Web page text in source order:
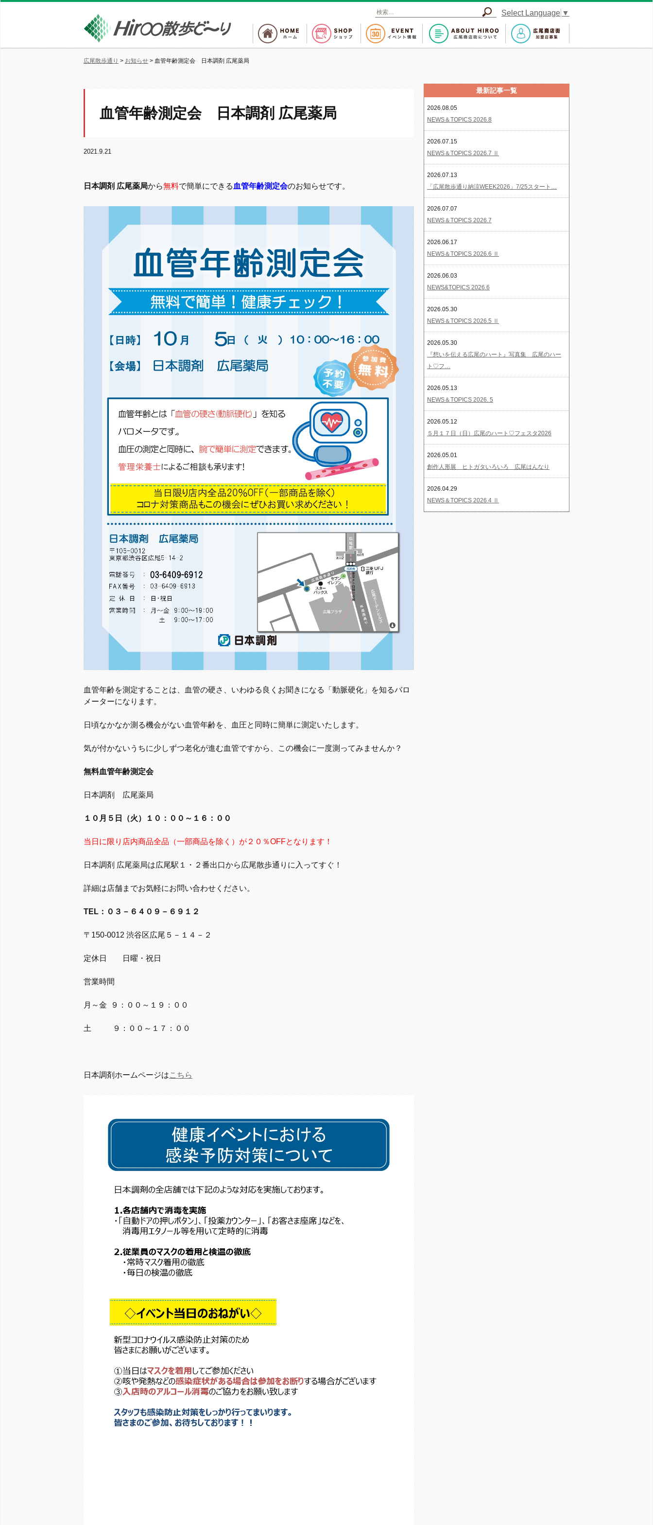
検
:
Select Language ▼
広尾散歩通り > お知らせ > 血管年齢測定会 日本調剤 広尾薬局
血管年齢測定会 日本調剤 広尾薬局
2021.9.21
日本調剤 広尾薬局から無料で簡単にできる 血管年齢測定会のお知らせです。
血管年齢を測定することは、血管の硬さ、いわゆる良くお聞きになる「動脈硬化」を知るバロ
メーターになります。
日頃なかなか測る機会がない血管年齢を、血圧と同時に簡単に測定いたします。
気が付かないうちに少しずつ老化が進む血管ですから、この機会に一度測ってみませんか？
無料血管年齢測定会
日本調剤 広尾薬局
１０月５日（火）１０：００～１６：００
当日に限り店内商品全品（一部商品を除く）が２０％OFFとなります！
日本調剤 広尾薬局は広尾駅１・２番出口から広尾散歩通りに入ってすぐ！
詳細は店舗までお気軽にお問い合わせください。
TEL：０３－６４０９－６９１２
〒150-0012 渋谷区広尾５－１４－２
定休日 日曜・祝日
営業時間
月～金 ９：００～１９：００
土 ９：００～１７：００
日本調剤ホームページはこちら
最新記事一覧
2026.08.05
NEWS＆TOPICS 2026.8
2026.07.15
NEWS＆TOPICS 2026.7 Ⅱ
2026.07.13
「広尾散歩通り納涼WEEK2026」7/25スタート…
2026.07.07
NEWS＆TOPICS 2026.7
2026.06.17
NEWS＆TOPICS 2026.6 Ⅱ
2026.06.03
NEWS&TOPICS 2026.6
2026.05.30
NEWS＆TOPICS 2026.5 Ⅱ
2026.05.30
『想いを伝える広尾のハート』写真集 広尾のハー
ト♡フ…
2026.05.13
NEWS＆TOPICS 2026. 5
2026.05.12
５月１７日（日）広尾のハート♡フェスタ2026
2026.05.01
創作人形展 ヒトガタいろいろ 広尾はんなり
2026.04.29
NEWS＆TOPICS 2026.4 Ⅱ